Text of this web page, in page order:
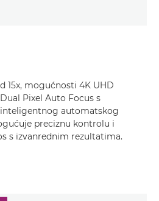
15x, mogućnosti 4K UHD
Pixel Auto Focus s
automatskog
preciznu kontrolu i
s izvanrednim rezultatima.